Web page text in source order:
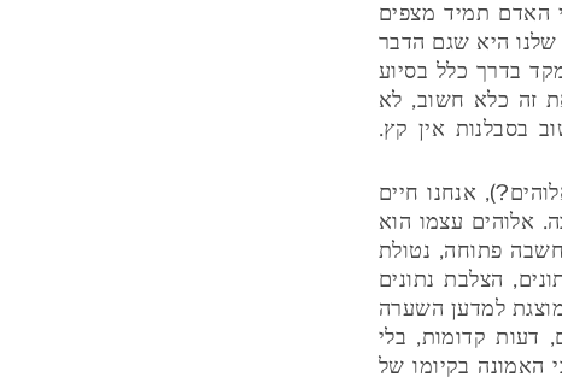
האדם תמיד מצפים
שלנו היא שגם הדבר
בדרך כלל בסיוע
זה כלא חשוב, לא
בסבלנות אין קץ.
אנחנו חיים
אלוהים עצמו הוא
פתוחה, נטולת
הצלבת נתונים
למדען השערה
דעות קדומות, בלי
האמונה בקיומו של